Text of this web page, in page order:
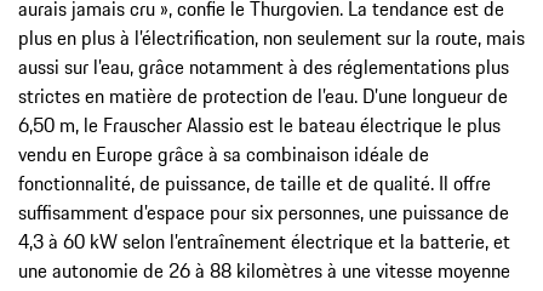
aurais jamais cru », confie le Thurgovien. La tendance est de
plus en plus à l’électrification, non seulement sur la route, mais
aussi sur l’eau, grâce notamment à des réglementations plus
strictes en matière de protection de l’eau. D’une longueur de
6,50 m, le Frauscher Alassio est le bateau électrique le plus
vendu en Europe grâce à sa combinaison idéale de
fonctionnalité, de puissance, de taille et de qualité. Il offre
suffisamment d’espace pour six personnes, une puissance de
4,3 à 60 kW selon l’entraînement électrique et la batterie, et
une autonomie de 26 à 88 kilomètres à une vitesse moyenne